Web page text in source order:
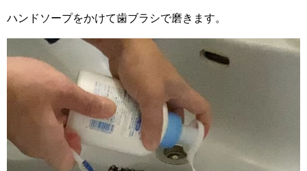
ハンドソープをかけて歯ブラシで磨きます。